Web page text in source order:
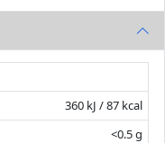
360 kJ / 87 kcal
<0.5 g